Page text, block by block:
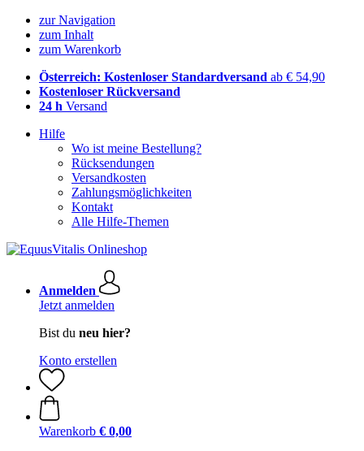
zur Navigation
zum Inhalt
zum Warenkorb
Österreich: Kostenloser Standardversand ab € 54,90
Kostenloser Rückversand
24 h Versand
Hilfe
Wo ist meine Bestellung?
Rücksendungen
Versandkosten
Zahlungsmöglichkeiten
Kontakt
Alle Hilfe-Themen
Anmelden
Jetzt anmelden
Bist du neu hier?
Konto erstellen
Warenkorb € 0,00